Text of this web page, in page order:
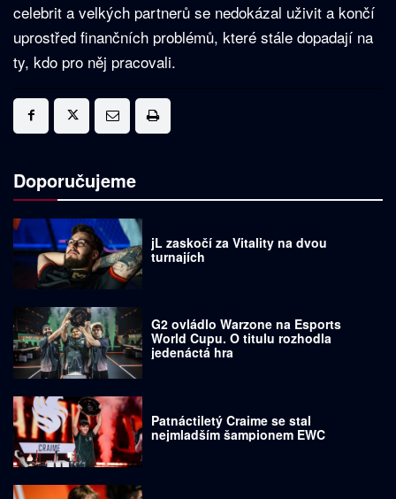
celebrit a velkých partnerů se nedokázal uživit a končí
uprostřed finančních problémů, které stále dopadají na
ty, kdo pro něj pracovali.
Doporučujeme
jL zaskočí za Vitality na dvou
turnajích
G2 ovládlo Warzone na Esports
World Cupu. O titulu rozhodla
jedenáctá hra
Patnáctiletý Craime se stal
nejmladším šampionem EWC